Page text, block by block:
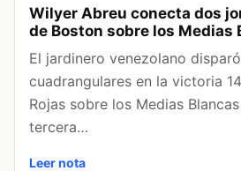
Wilyer Abreu conecta dos
de Boston sobre los Medias
El jardinero venezolano
cuadrangulares en la victoria
Rojas sobre los Medias
tercera…
Leer nota